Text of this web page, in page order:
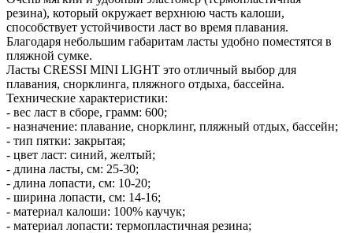
резина), который окружает верхнюю часть калоши,
способствует устойчивости ласт во время плавания.
Благодаря небольшим габаритам ласты удобно поместятся в
пляжной сумке.
Ласты CRESSI MINI LIGHT это отличный выбор для
плавания, снорклинга, пляжного отдыха, бассейна.
Технические характеристики:
- вес ласт в сборе, грамм: 600;
- назначение: плавание, снорклинг, пляжный отдых, бассейн;
- тип пятки: закрытая;
- цвет ласт: синий, желтый;
- длина ласты, см: 25-30;
- длина лопасти, см: 10-20;
- ширина лопасти, см: 14-16;
- материал калоши: 100% каучук;
- материал лопасти: термопластичная резина;